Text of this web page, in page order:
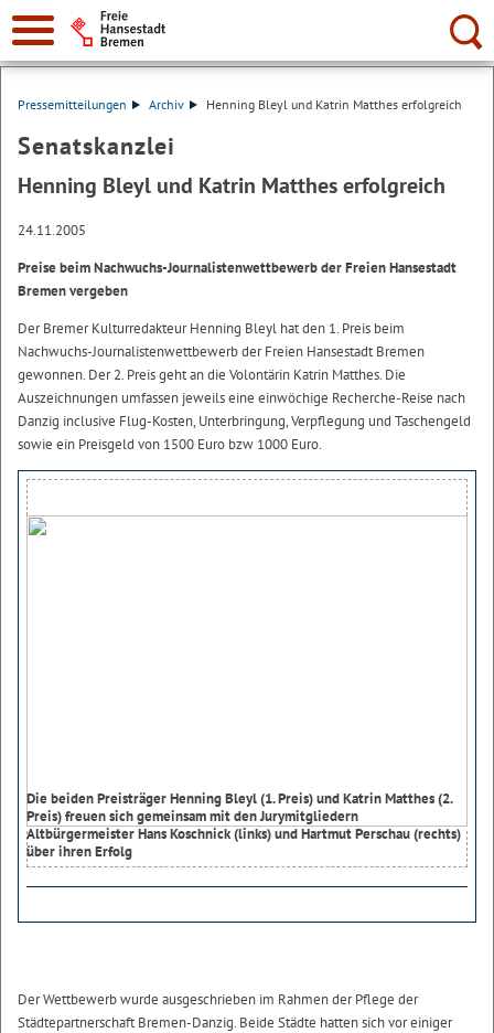
Suche:
Pressemitteilungen Archiv Henning Bleyl und Katrin Matthes erfolgreich
Senatskanzlei
Henning Bleyl und Katrin Matthes erfolgreich
24.11.2005
Preise beim Nachwuchs-Journalistenwettbewerb der Freien Hansestadt
Bremen vergeben
Der Bremer Kulturredakteur Henning Bleyl hat den 1. Preis beim
Nachwuchs-Journalistenwettbewerb der Freien Hansestadt Bremen
gewonnen. Der 2. Preis geht an die Volontärin Katrin Matthes. Die
Auszeichnungen umfassen jeweils eine einwöchige Recherche-Reise nach
Danzig inclusive Flug-Kosten, Unterbringung, Verpflegung und Taschengeld
sowie ein Preisgeld von 1500 Euro bzw 1000 Euro.
Die beiden Preisträger Henning Bleyl (1. Preis) und Katrin Matthes (2.
Preis) freuen sich gemeinsam mit den Jurymitgliedern
Altbürgermeister Hans Koschnick (links) und Hartmut Perschau (rechts)
über ihren Erfolg
Der Wettbewerb wurde ausgeschrieben im Rahmen der Pflege der
Städtepartnerschaft Bremen-Danzig. Beide Städte hatten sich vor einiger